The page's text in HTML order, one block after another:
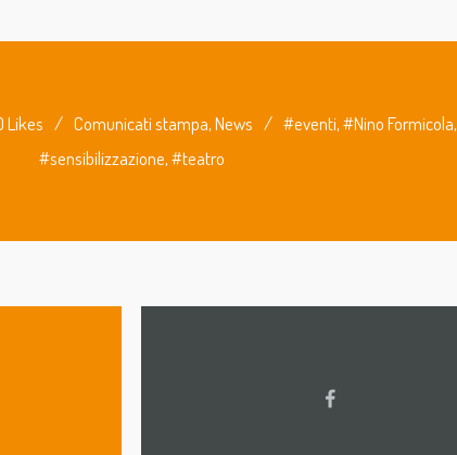
Likes / Comunicati stampa,News / #eventi,#Nino Formicola,
#sensibilizzazione,#teatro